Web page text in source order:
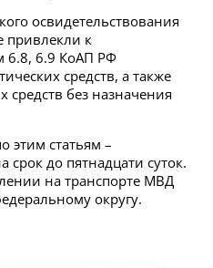
освидетельствования
привлекли к
6.8, 6.9 КоАП РФ
средств, а также
средств без назначения
этим статьям –
до пятнадцати суток.
на транспорте МВД
округу.